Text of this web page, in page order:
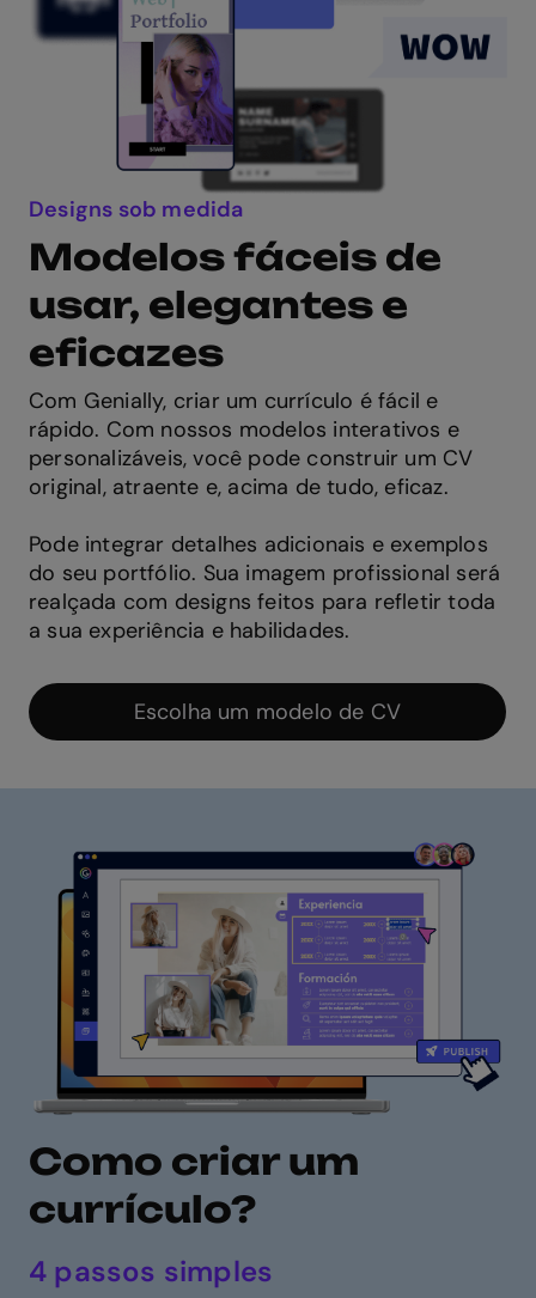
Designs sob medida
Modelos fáceis de
usar, elegantes e
eficazes
Com Genially, criar um currículo é fácil e
rápido. Com nossos modelos interativos e
personalizáveis, você pode construir um CV
original, atraente e, acima de tudo, eficaz.
Pode integrar detalhes adicionais e exemplos
do seu portfólio. Sua imagem profissional será
realçada com designs feitos para refletir toda
a sua experiência e habilidades.
Escolha um modelo de CV
Como criar um
currículo?
4 passos simples